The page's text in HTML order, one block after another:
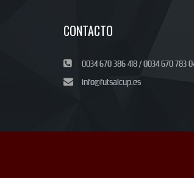
CONTACTO
0034 670 386 418 / 0034 670 783
info@futsalcup.es